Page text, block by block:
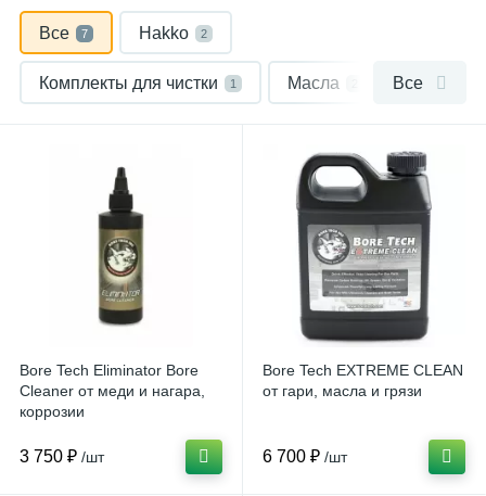
Все 7 Hakko 2
Комплекты для чистки 1 Масла Все
Bore Tech Eliminator Bore
Cleaner от меди и нагара,
коррозии
3 750 ₽ /шт
Bore Tech EXTREME CLEAN
от гари, масла и грязи
6 700 ₽ /шт